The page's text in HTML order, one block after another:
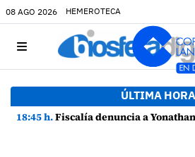
08 AGO 2026 HEMEROTECA
ÚLTIMA HORA
18:45 h.Fiscalía denuncia a Yonathan de León y a Echedey Eugenio